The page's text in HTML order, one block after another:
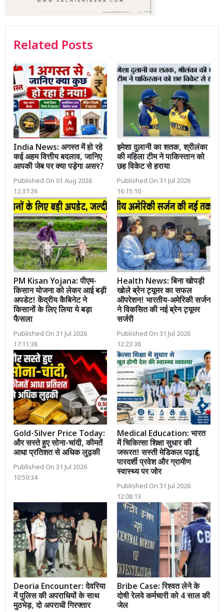
Related Posts
India News: अगस्त में हो रहे
कई अहम वित्तीय बदलाव, जानिए
आपकी जेब पर क्या पड़ेगा असर?
Published On 01 Aug 2026
12:37:26
इमेशा दुलानी का शतक, श्रीलंका
की महिला टीम ने पाकिस्तान को
छह विकेट से हराया
Published On 31 Jul 2026
16:15:10
PM Kisan Yojana: पीएम-
किसान योजना को लेकर आई बड़ी
अपडेट! केंद्रीय कैबिनेट ने
किसानों के लिए लिया ये बड़ा
फैसला
Published On 31 Jul 2026
17:11:38
Health News: बिना खोपड़ी
खोले ब्रेन ट्यूमर का सफल
ऑपरेशन! भारतीय-अमेरिकी सर्जन
ने विकसित की नई ब्रेन ट्यूमर
सर्जरी
Published On 31 Jul 2026
12:23:38
Gold-Silver Price Today:
और सस्ते हुए सोना-चांदी, कीमतें
आधा प्रतिशत से अधिक लुढ़की
Published On 31 Jul 2026
10:50:34
Medical Education: भारत
में चिकित्सा शिक्षा सुधार की
जरूरत! सस्ती मेडिकल पढ़ाई,
पारदर्शी प्रवेश और ग्रामीण
स्वास्थ्य पर जोर
Published On 31 Jul 2026
12:08:13
Deoria Encounter: देवरिया
में पुलिस की अपराधियों के साथ
मुठभेड़, दो अपराधी गिरफ्तार
Bribe Case: रिश्वत लेने के
दोषी रेलवे कर्मचारी को 4 साल की
जेल